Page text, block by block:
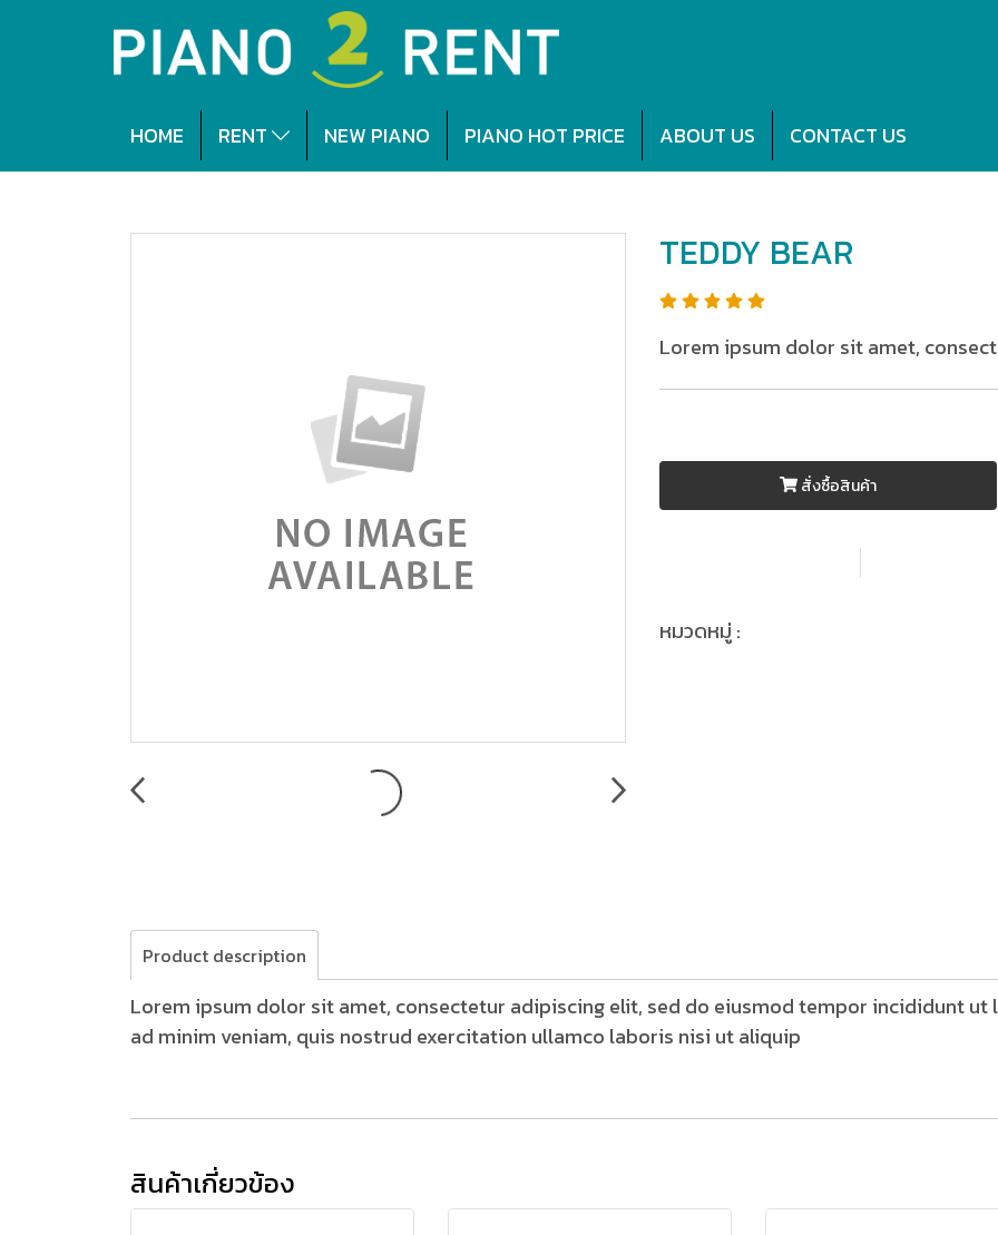
HOME RENT NEW PIANO PIANO HOT PRICE ABOUT US CONTACT US
TEDDY BEAR
Lorem ipsum dolor sit amet,
สั่งซื้อสินค้า
หมวดหมู่ :
Product description
Lorem ipsum dolor sit amet, consectetur adipiscing elit, sed do eiusmod tempor incididunt ut
ad minim veniam, quis nostrud exercitation ullamco laboris nisi ut aliquip
สินค้าเกี่ยวข้อง